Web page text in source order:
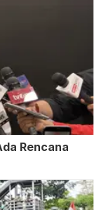
Rencana